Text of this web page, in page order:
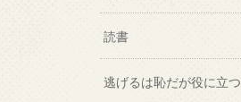
読書
逃げるは恥だが役に立つ